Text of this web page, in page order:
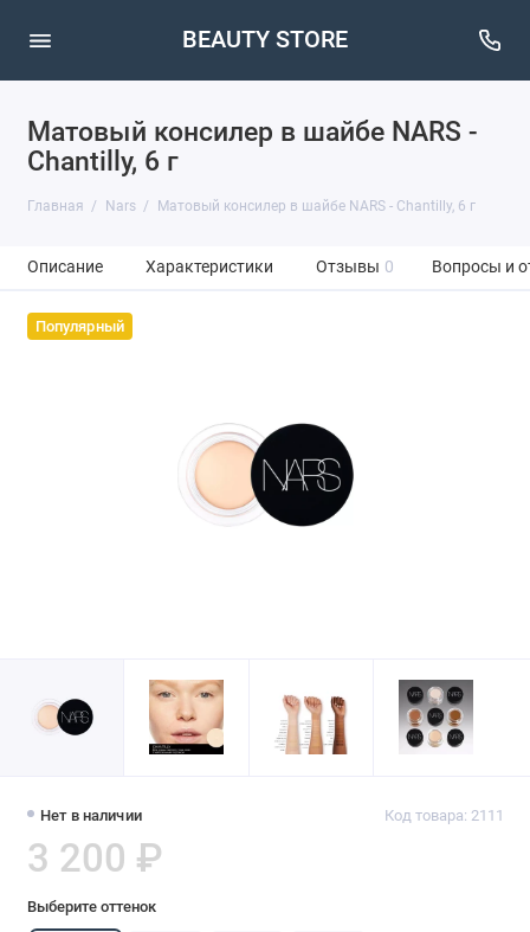
BEAUTY STORE
Матовый консилер в шайбе NARS -
Chantilly, 6 г
Главная Nars Матовый консилер в шайбе NARS - Chantilly, 6 г
Описание Характеристики Отзывы 0 Вопросы и
Популярный
Нет в наличии Код товара: 2111
3 200 ₽
Выберите оттенок